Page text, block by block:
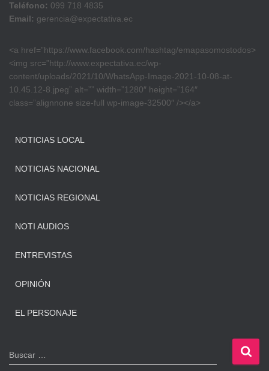
Teléfono: 099 718 4835
Email: gerencia@expectativa.ec
<a href=”https://www.facebook.com/hashtag/emapasomostodos>
<img src=”http://www.expectativa.ec/wp-
content/uploads/2021/10/WhatsApp-Image-2021-10-08-at-
10.45.12-8.jpeg” alt=”” width=”1280″ height=”164″
class=”alignnone size-full wp-image-32500″ /></a>
NOTICIAS LOCAL
NOTICIAS NACIONAL
NOTICIAS REGIONAL
NOTI AUDIOS
ENTREVISTAS
OPINIÓN
EL PERSONAJE
B
u
Buscar …